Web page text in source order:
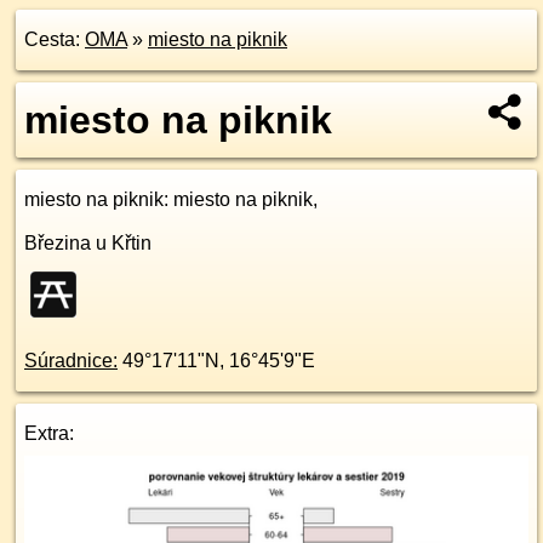
Cesta: OMA» miesto na piknik
miesto na piknik
miesto na piknik: miesto na piknik,
Březina u Křtin
Súradnice: 49°17'11"N , 16°45'9"E
Extra: